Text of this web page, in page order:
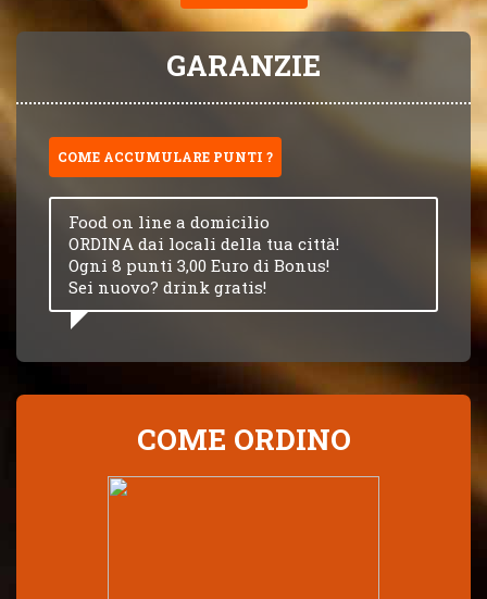
GARANZIE
COME ACCUMULARE PUNTI ?
Food on line a domicilio
ORDINA dai locali della tua città!
Ogni 8 punti 3,00 Euro di Bonus!
Sei nuovo? drink gratis!
COME ORDINO